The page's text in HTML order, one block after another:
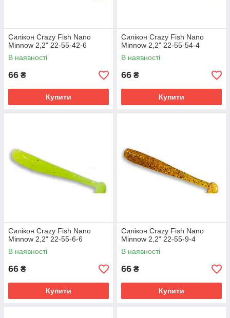
Силікон Crazy Fish Nano
Minnow 2,2" 22-55-42-6
В наявності
66 ₴
Купити
Силікон Crazy Fish Nano
Minnow 2,2" 22-55-54-4
В наявності
66 ₴
Купити
Силікон Crazy Fish Nano
Minnow 2,2" 22-55-6-6
В наявності
66 ₴
Купити
Силікон Crazy Fish Nano
Minnow 2,2" 22-55-9-4
В наявності
66 ₴
Купити